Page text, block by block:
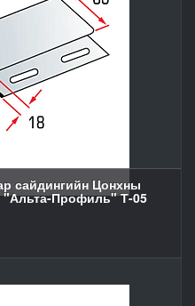
сайдингийн Цонхны
"Альта-Профиль" Т-05